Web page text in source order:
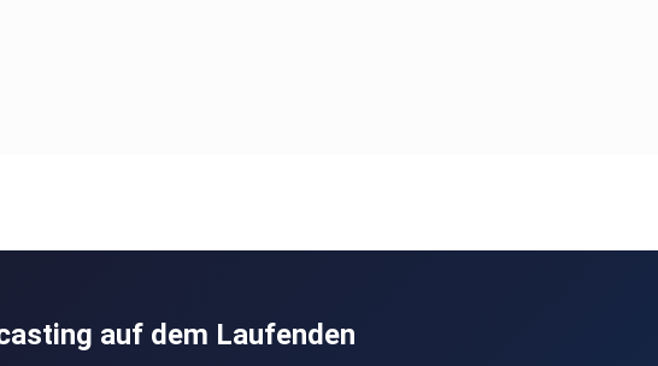
auf dem Laufenden